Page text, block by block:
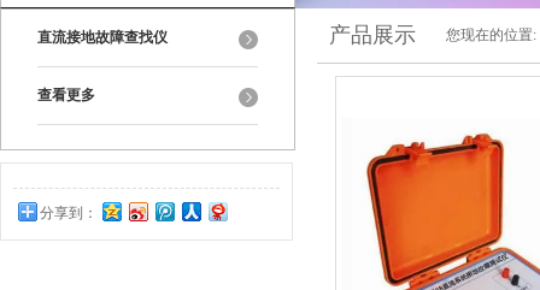
直流接地故障查找仪
查看更多
分享到：
产品展示 您现在的位置: